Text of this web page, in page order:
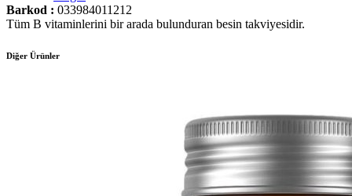
Barkod : 033984011212
Tüm B vitaminlerini bir arada bulunduran besin takviyesidir.
Diğer Ürünler